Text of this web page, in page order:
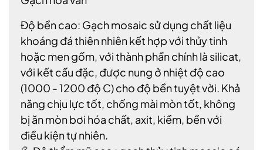
Độ bền cao: Gạch mosaic sử dụng chất liệu
khoáng đá thiên nhiên kết hợp với thủy tinh
hoặc men gốm, với thành phần chính là silicat,
với kết cấu đặc, được nung ở nhiệt độ cao
(1000 - 1200 độ C) cho độ bền tuyệt vời. Khả
năng chịu lực tốt, chống mài mòn tốt, không
bị ăn mòn bơi hóa chất, axit, kiềm, bền với
điều kiện tự nhiên.